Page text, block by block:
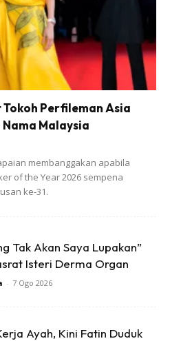
Perfileman Asia
Nama Malaysia
membanggakan apabila
of the Year 2026 sempena
ke-31.
Tak Akan Saya Lupakan”
Isteri Derma Organ
- 7 Ogo 2026
Ayah, Kini Fatin Duduk